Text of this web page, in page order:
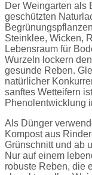
Der Weingarten als
geschützten
Steinklee, Wicken,
Lebensraum für
Wurzeln lockern
gesunde Reben.
natürlicher
sanftes Wetteifern
Phenolentwicklung
Als Dünger
Kompost aus
Grünschnitt und ab
Nur auf einem
robuste Reben, die